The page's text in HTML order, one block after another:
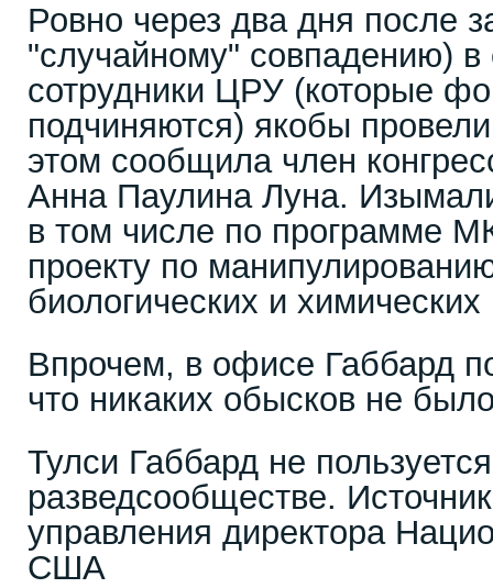
Ровно через два дня после
"случайному" совпадению)
сотрудники ЦРУ (которые
подчиняются) якобы
этом сообщила член
Анна Паулина Луна.
в том числе по программе
проекту по
биологических и
Впрочем, в офисе Габбард
что никаких обысков не
Тулси Габбард не
разведсообществе.
управления директора
США